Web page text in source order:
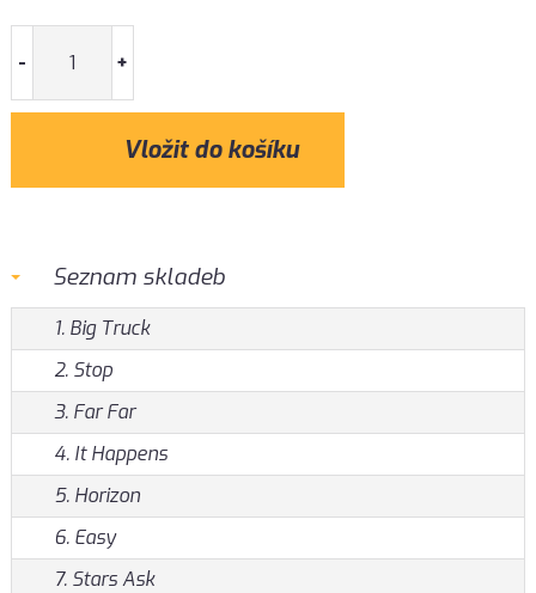
- +
Seznam skladeb
1. Big Truck
2. Stop
3. Far Far
4. It Happens
5. Horizon
6. Easy
7. Stars Ask